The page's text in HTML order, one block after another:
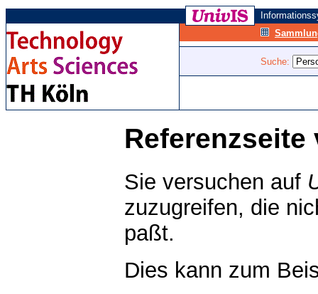
Suche:
Referenzseite
Sie versuchen auf
zuzugreifen, die
paßt.
Dies kann zum